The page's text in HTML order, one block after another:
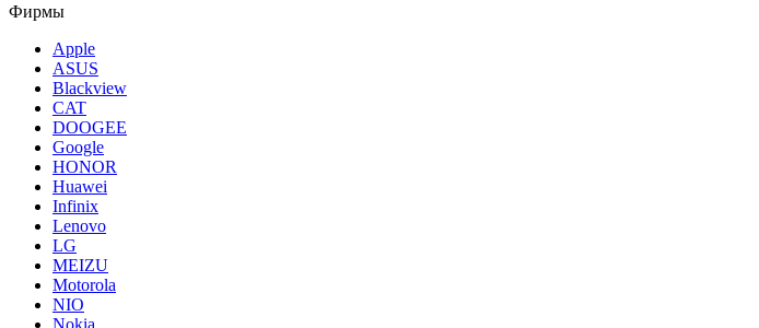
Фирмы
Apple
ASUS
Blackview
CAT
DOOGEE
Google
HONOR
Huawei
Infinix
Lenovo
LG
MEIZU
Motorola
NIO
Nokia